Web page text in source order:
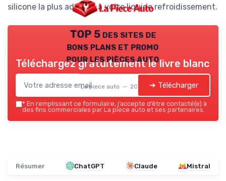
silicone la plus adaptée à votre liquide refroidissement.
TOP 5 des sites de
bons plans et promo
pour les pièces auto
La piece auto — 2026
Téléchargez gratuitement le livre blanc
➔ Télécharger
* En remplissant ce formulaire, j’accepte d’être contacté(e) à
des fins commerciales par La piece auto et ses partenaires.
Résumer ChatGPT Claude Mistral